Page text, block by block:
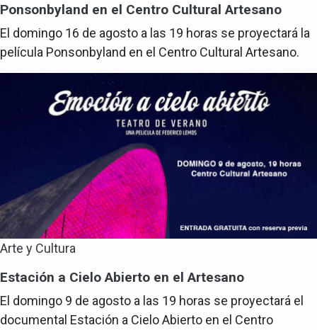
Ponsonbyland en el Centro Cultural Artesano
El domingo 16 de agosto a las 19 horas se proyectará la
película Ponsonbyland en el Centro Cultural Artesano.
Arte y Cultura
Estación a Cielo Abierto en el Artesano
El domingo 9 de agosto a las 19 horas se proyectará el
documental Estación a Cielo Abierto en el Centro